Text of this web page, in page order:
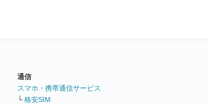
通信
スマホ・携帯通信サービス
└ 格安SIM